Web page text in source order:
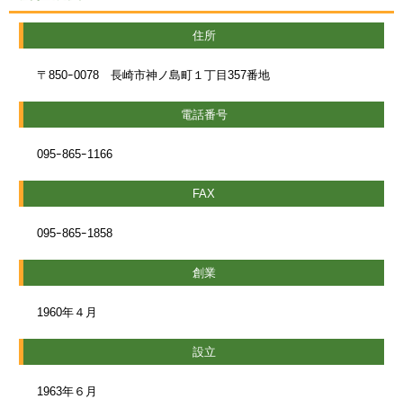
住所
〒850ｰ0078 長崎市神ノ島町１丁目357番地
電話番号
095ｰ865ｰ1166
FAX
095ｰ865ｰ1858
創業
1960年４月
設立
1963年６月